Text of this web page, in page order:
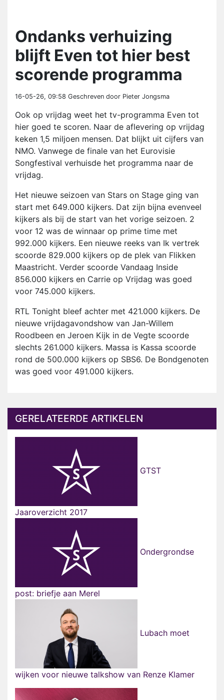
Ondanks verhuizing
blijft Even tot hier best
scorende programma
16-05-26, 09:58 Geschreven door Pieter Jongsma
Ook op vrijdag weet het tv-programma Even tot
hier goed te scoren. Naar de aflevering op vrijdag
keken 1,5 miljoen mensen. Dat blijkt uit cijfers van
NMO. Vanwege de finale van het Eurovisie
Songfestival verhuisde het programma naar de
vrijdag.
Het nieuwe seizoen van Stars on Stage ging van
start met 649.000 kijkers. Dat zijn bijna evenveel
kijkers als bij de start van het vorige seizoen. 2
voor 12 was de winnaar op prime time met
992.000 kijkers. Een nieuwe reeks van Ik vertrek
scoorde 829.000 kijkers op de plek van Flikken
Maastricht. Verder scoorde Vandaag Inside
856.000 kijkers en Carrie op Vrijdag was goed
voor 745.000 kijkers.
RTL Tonight bleef achter met 421.000 kijkers. De
nieuwe vrijdagavondshow van Jan-Willem
Roodbeen en Jeroen Kijk in de Vegte scoorde
slechts 261.000 kijkers. Massa is Kassa scoorde
rond de 500.000 kijkers op SBS6. De Bondgenoten
was goed voor 491.000 kijkers.
GERELATEERDE ARTIKELEN
GTST
Jaaroverzicht 2017
Ondergrondse
post: briefje aan Merel
Lubach moet
wijken voor nieuwe talkshow van Renze Klamer